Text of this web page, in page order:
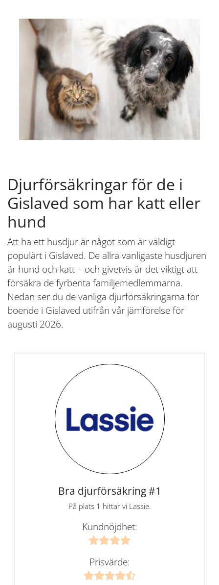
Djurförsäkringar för de i
Gislaved som har katt eller
hund
Att ha ett husdjur är något som är väldigt
populärt i Gislaved. De allra vanligaste husdjuren
är hund och katt – och givetvis är det viktigt att
försäkra de fyrbenta familjemedlemmarna.
Nedan ser du de vanliga djurförsäkringarna för
boende i Gislaved utifrån vår jämförelse för
augusti 2026.
Bra djurförsäkring #1
På plats 1 hittar vi Lassie.
Kundnöjdhet:
Prisvärde: